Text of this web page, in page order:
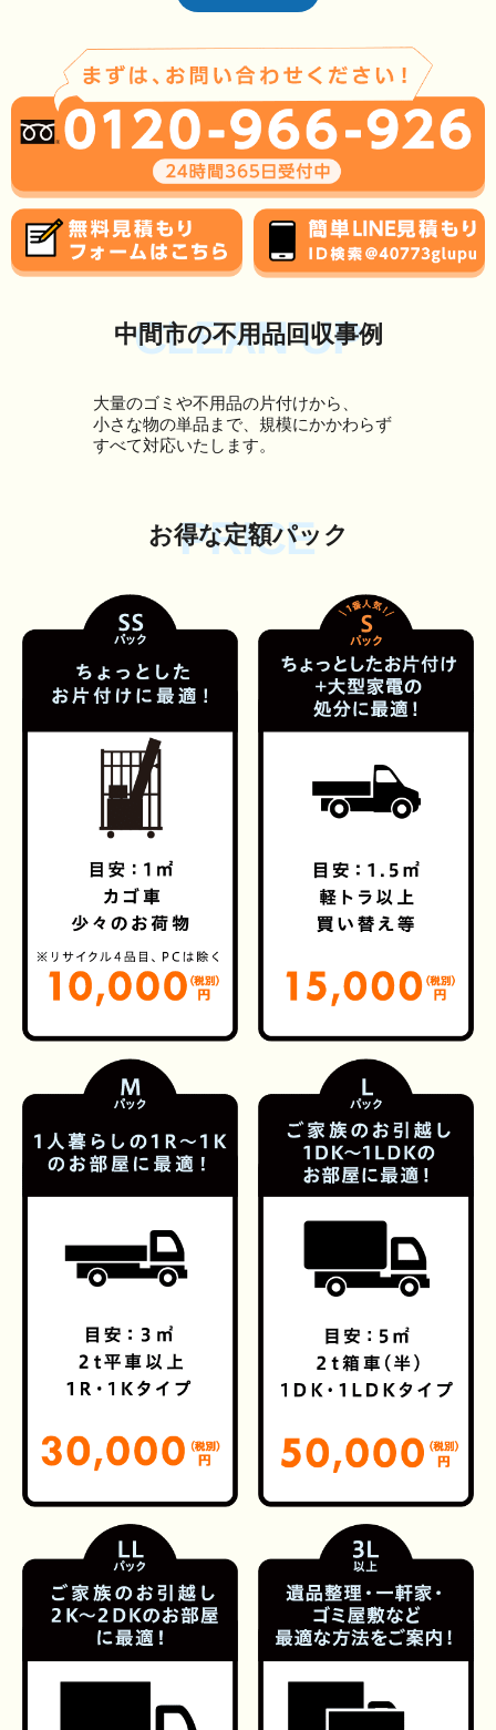
CLEAN UP
中間市の不用品回収事例
大量のゴミや不用品の片付けから、
小さな物の単品まで、規模にかかわらず
すべて対応いたします。
PRICE
お得な定額パック